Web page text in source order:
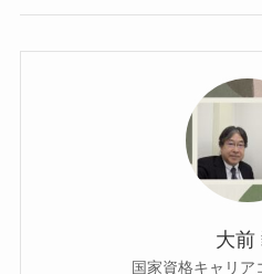
大前
国家資格キャリア